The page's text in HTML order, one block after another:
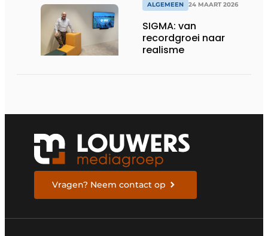
ALGEMEEN 24 MAART 2026
SIGMA: van
recordgroei naar
realisme
Vragen? Neem contact op